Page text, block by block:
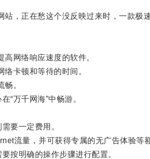
正在愁这个没反映过来时，一款极速
网络响应速度的软件。
卡顿和等待的时间。
。
万千网海”中畅游。
要一定费用。
流量，并可获得专属的无广告体验等额
明确的操作步骤进行配置。